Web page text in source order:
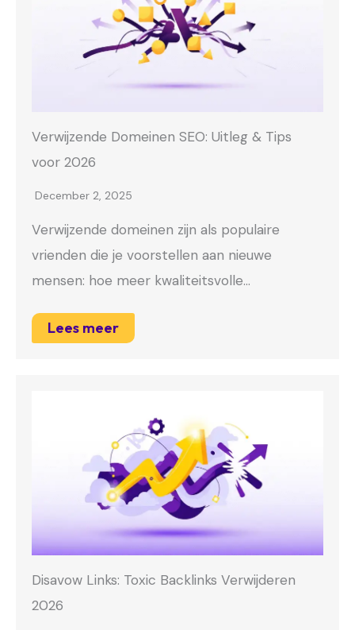
Verwijzende Domeinen SEO: Uitleg & Tips
voor 2026
December 2, 2025
Verwijzende domeinen zijn als populaire
vrienden die je voorstellen aan nieuwe
mensen: hoe meer kwaliteitsvolle…
Lees meer
Disavow Links: Toxic Backlinks Verwijderen
2026